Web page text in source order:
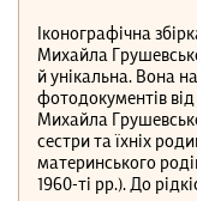
Іконографічна
Михайла
й унікальна. Вона
фотодокументів
Михайла
сестри та їхніх
материнського
1960-ті рр.). До